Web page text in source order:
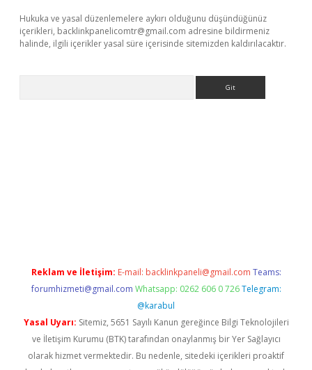
Hukuka ve yasal düzenlemelere aykırı olduğunu düşündüğünüz
içerikleri, backlinkpanelicomtr@gmail.com adresine bildirmeniz
halinde, ilgili içerikler yasal süre içerisinde sitemizden kaldırılacaktır.
Reklam ve İletişim: E-mail: backlinkpaneli@gmail.com Teams:
forumhizmeti@gmail.com Whatsapp: 0262 606 0 726 Telegram:
@karabul
Yasal Uyarı: Sitemiz, 5651 Sayılı Kanun gereğince Bilgi Teknolojileri
ve İletişim Kurumu (BTK) tarafından onaylanmış bir Yer Sağlayıcı
olarak hizmet vermektedir. Bu nedenle, sitedeki içerikleri proaktif